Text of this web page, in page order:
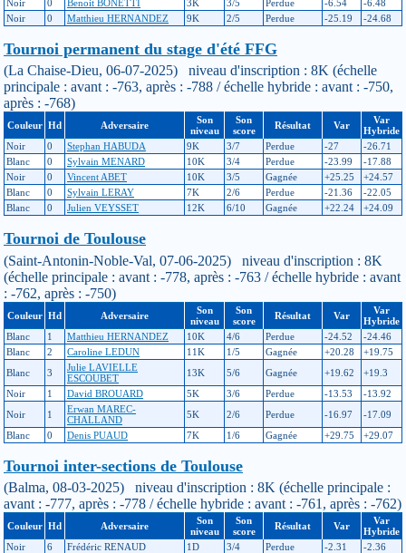
Noir
0 Benoit BONETTI 3K 3/5 Perdue -6.54
-6.48
Noir
0 Matthieu HERNANDEZ 9K 2/5 Perdue -25.19 -24.68
Tournoi permanent du stage d'été FFG
(La Chaise-Dieu, 06-07-2025) niveau d'inscription : 8K (échelle
principale : avant : -763, après : -788 / échelle hybride : avant : -750,
après : -768)
Couleur Hd Adversaire
Son
niveau
Son
score
Résultat Var
Var
Hybride
Noir
0 Stephan HABUDA 9K 3/7 Perdue -27
-26.71
Blanc
0 Sylvain MENARD 10K 3/4 Perdue -23.99
-17.88
Noir
0 Vincent ABET 10K 3/5 Gagnée +25.25
+24.57
Blanc
0 Sylvain LERAY 7K 2/6 Perdue -21.36
-22.05
Blanc
0 Julien VEYSSET 12K 6/10 Gagnée +22.24 +24.09
Tournoi de Toulouse
(Saint-Antonin-Noble-Val, 07-06-2025) niveau d'inscription : 8K
(échelle principale : avant : -778, après : -763 / échelle hybride : avant
: -762, après : -750)
Couleur Hd Adversaire
Son
niveau
Son
score
Résultat Var
Var
Hybride
Blanc
1 Matthieu HERNANDEZ 10K 4/6 Perdue -24.52
-24.46
Blanc
2 Caroline LEDUN 11K 1/5 Gagnée +20.28
+19.75
Blanc
3
Julie LAVIELLE
ESCOUBET
13K 5/6 Gagnée +19.62
+19.3
Noir
1 David BROUARD 5K 3/6 Perdue -13.53
-13.92
Noir
1
Erwan MAREC-
CHALLAND
5K 2/6 Perdue -16.97
-17.09
Blanc
0 Denis PUAUD 7K 1/6 Gagnée +29.75 +29.07
Tournoi inter-sections de Toulouse
(Balma, 08-03-2025) niveau d'inscription : 8K (échelle principale :
avant : -777, après : -778 / échelle hybride : avant : -761, après : -762)
Couleur Hd Adversaire
Son
niveau
Son
score
Résultat Var
Var
Hybride
Noir
6 Frédéric RENAUD 1D 3/4 Perdue -2.31
-2.36